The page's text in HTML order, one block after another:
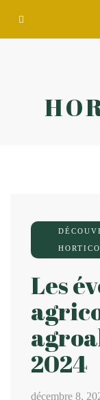
Les
2024
décembre 8,